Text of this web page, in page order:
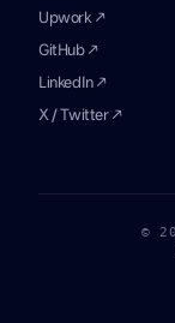
Upwork ↗
GitHub ↗
LinkedIn ↗
X / Twitter ↗
©